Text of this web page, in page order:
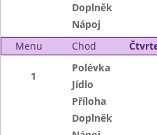
Doplněk
Nápoj
Menu
Chod
1
Polévka
Jídlo
Příloha
Doplněk